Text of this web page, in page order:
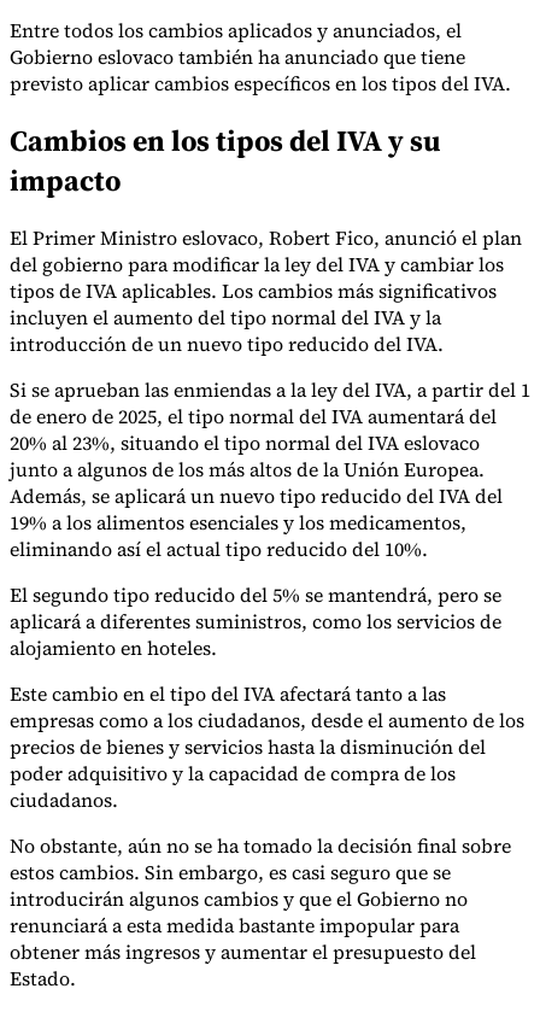
Calculadora de VAT
sobre las ventas
Expertos
Nuestros autoresConviértase en colaboradorElija un experto
Entre todos los cambios aplicados y anunciados, el
Gobierno eslovaco también ha anunciado que tiene
previsto aplicar cambios específicos en los tipos del IVA.
Cambios en los tipos del IVA y su
impacto
El Primer Ministro eslovaco, Robert Fico, anunció el plan
del gobierno para modificar la ley del IVA y cambiar los
tipos de IVA aplicables. Los cambios más significativos
incluyen el aumento del tipo normal del IVA y la
introducción de un nuevo tipo reducido del IVA.
Si se aprueban las enmiendas a la ley del IVA, a partir del 1
de enero de 2025, el tipo normal del IVA aumentará del
20% al 23%, situando el tipo normal del IVA eslovaco
junto a algunos de los más altos de la Unión Europea.
Además, se aplicará un nuevo tipo reducido del IVA del
19% a los alimentos esenciales y los medicamentos,
eliminando así el actual tipo reducido del 10%.
El segundo tipo reducido del 5% se mantendrá, pero se
aplicará a diferentes suministros, como los servicios de
alojamiento en hoteles.
Este cambio en el tipo del IVA afectará tanto a las
empresas como a los ciudadanos, desde el aumento de los
precios de bienes y servicios hasta la disminución del
poder adquisitivo y la capacidad de compra de los
ciudadanos.
No obstante, aún no se ha tomado la decisión final sobre
estos cambios. Sin embargo, es casi seguro que se
introducirán algunos cambios y que el Gobierno no
renunciará a esta medida bastante impopular para
obtener más ingresos y aumentar el presupuesto del
Estado.